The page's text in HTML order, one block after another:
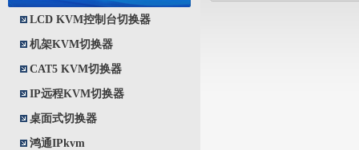
LCD KVM控制台切换器
机架KVM切换器
CAT5 KVM切换器
IP远程KVM切换器
桌面式切换器
鸿通IPkvm